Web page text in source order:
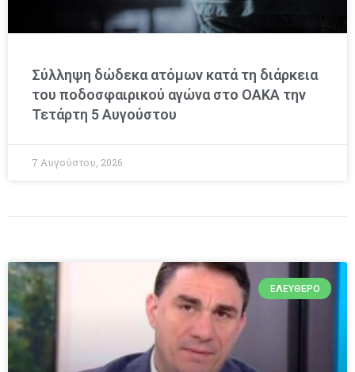
Σύλληψη δώδεκα ατόμων κατά τη διάρκεια
του ποδοσφαιρικού αγώνα στο ΟΑΚΑ την
Τετάρτη 5 Αυγούστου
7 Αυγούστου, 2026
ΕΛΕΎΘΕΡΟ